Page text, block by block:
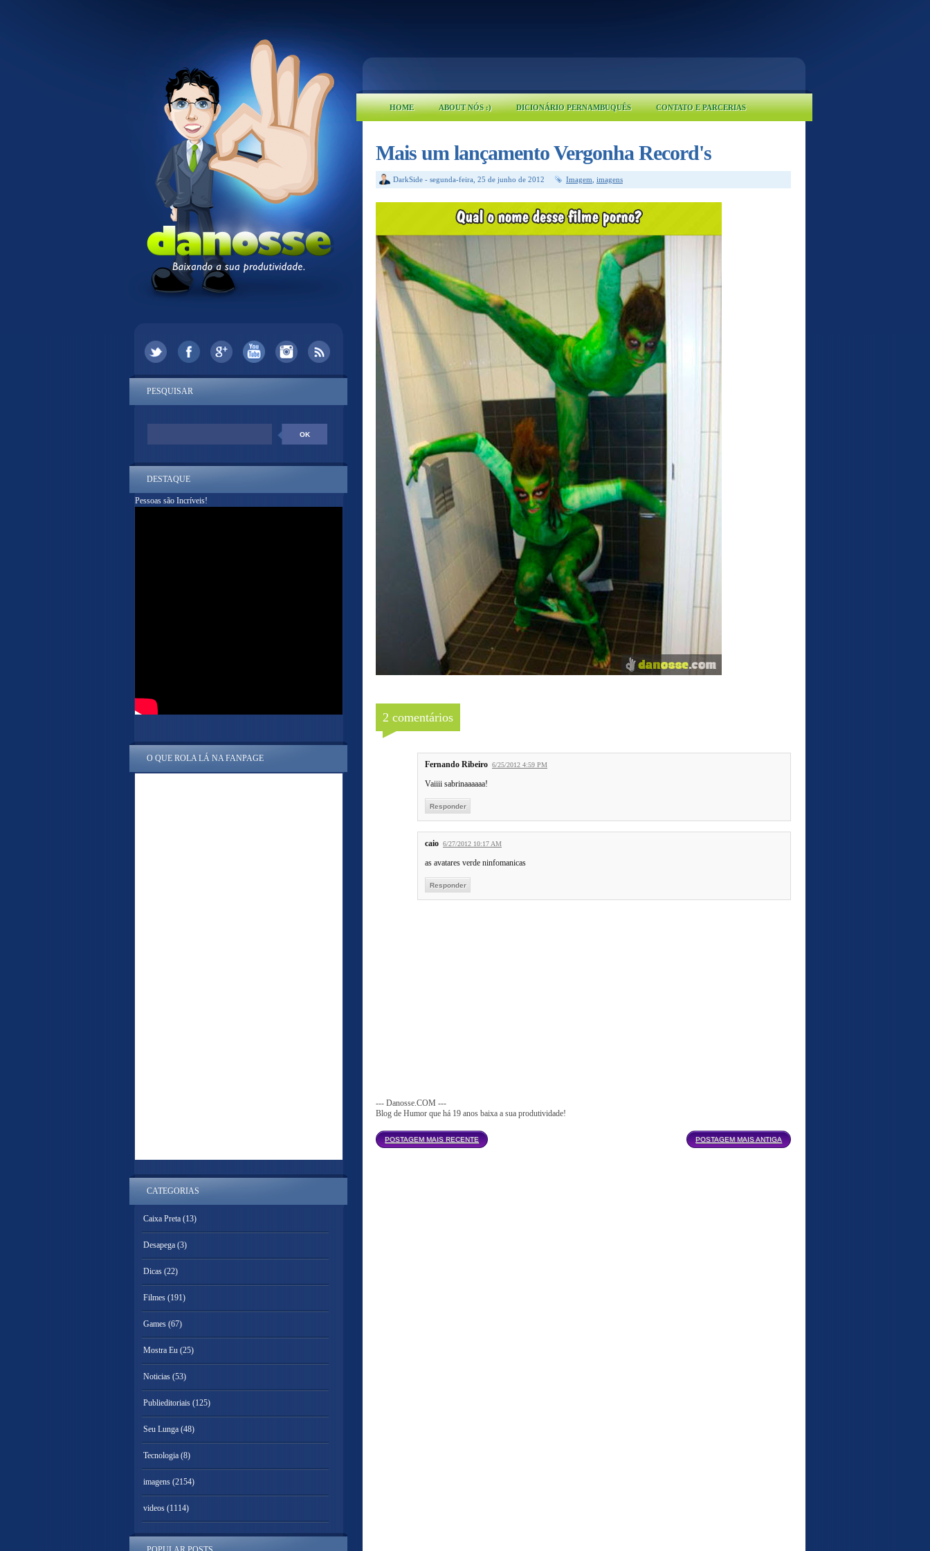
HOME ABOUT NÓS :) DICIONÁRIO PERNAMBUQUÊS CONTATO E PARCERIAS
Mais um lançamento Vergonha Record's
DarkSide - segunda-feira, 25 de junho de 2012 Imagem imagens
2 comentários
Fernando Ribeiro 6/25/2012 4:59 PM
Vaiiii sabrinaaaaaa!
Responder
caio 6/27/2012 10:17 AM
as avatares verde ninfomanicas
Responder
--- Danosse.COM ---
Blog de Humor que há 19 anos baixa a sua produtividade!
POSTAGEM MAIS RECENTE POSTAGEM MAIS ANTIGA
PESQUISAR
DESTAQUE
Pessoas são Incríveis!
O QUE ROLA LÁ NA FANPAGE
CATEGORIAS
Caixa Preta (13)
Desapega (3)
Dicas (22)
Filmes (191)
Games (67)
Mostra Eu (25)
Noticias (53)
Publieditoriais (125)
Seu Lunga (48)
Tecnologia (8)
imagens (2154)
videos (1114)